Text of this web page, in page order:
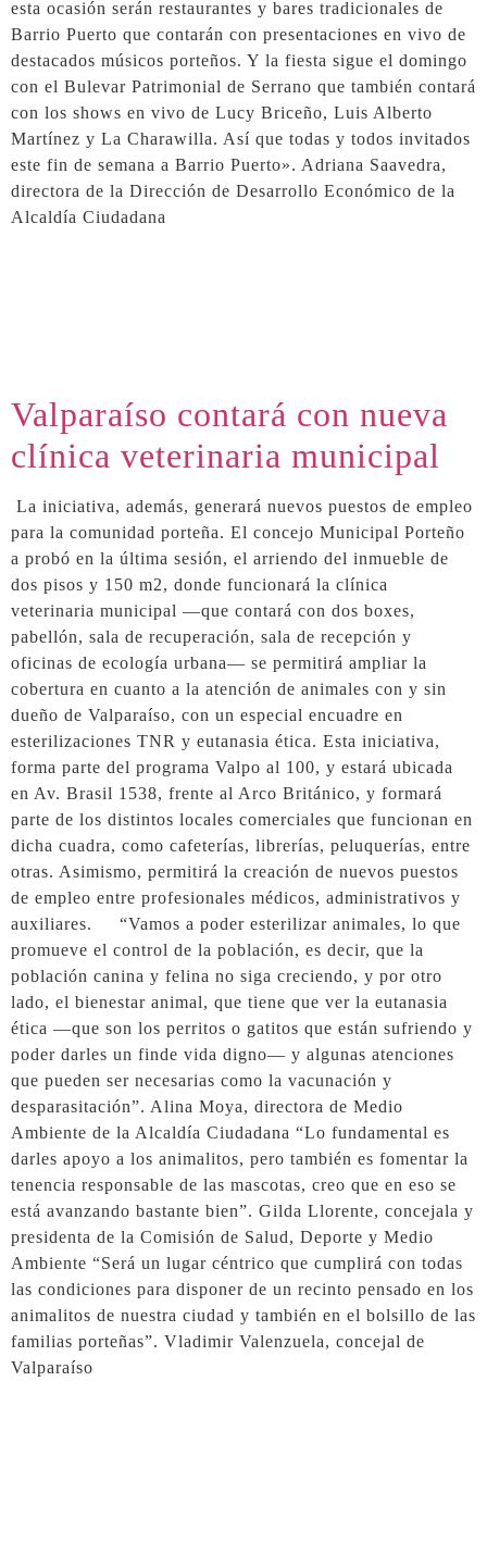
esta ocasión serán restaurantes y bares tradicionales de
Barrio Puerto que contarán con presentaciones en vivo de
destacados músicos porteños. Y la fiesta sigue el domingo
con el Bulevar Patrimonial de Serrano que también contará
con los shows en vivo de Lucy Briceño, Luis Alberto
Martínez y La Charawilla. Así que todas y todos invitados
este fin de semana a Barrio Puerto». Adriana Saavedra,
directora de la Dirección de Desarrollo Económico de la
Alcaldía Ciudadana
Valparaíso contará con nueva
clínica veterinaria municipal
La iniciativa, además, generará nuevos puestos de empleo
para la comunidad porteña. El concejo Municipal Porteño
a probó en la última sesión, el arriendo del inmueble de
dos pisos y 150 m2, donde funcionará la clínica
veterinaria municipal —que contará con dos boxes,
pabellón, sala de recuperación, sala de recepción y
oficinas de ecología urbana— se permitirá ampliar la
cobertura en cuanto a la atención de animales con y sin
dueño de Valparaíso, con un especial encuadre en
esterilizaciones TNR y eutanasia ética. Esta iniciativa,
forma parte del programa Valpo al 100, y estará ubicada
en Av. Brasil 1538, frente al Arco Británico, y formará
parte de los distintos locales comerciales que funcionan en
dicha cuadra, como cafeterías, librerías, peluquerías, entre
otras. Asimismo, permitirá la creación de nuevos puestos
de empleo entre profesionales médicos, administrativos y
auxiliares. “Vamos a poder esterilizar animales, lo que
promueve el control de la población, es decir, que la
población canina y felina no siga creciendo, y por otro
lado, el bienestar animal, que tiene que ver la eutanasia
ética —que son los perritos o gatitos que están sufriendo y
poder darles un finde vida digno— y algunas atenciones
que pueden ser necesarias como la vacunación y
desparasitación”. Alina Moya, directora de Medio
Ambiente de la Alcaldía Ciudadana “Lo fundamental es
darles apoyo a los animalitos, pero también es fomentar la
tenencia responsable de las mascotas, creo que en eso se
está avanzando bastante bien”. Gilda Llorente, concejala y
presidenta de la Comisión de Salud, Deporte y Medio
Ambiente “Será un lugar céntrico que cumplirá con todas
las condiciones para disponer de un recinto pensado en los
animalitos de nuestra ciudad y también en el bolsillo de las
familias porteñas”. Vladimir Valenzuela, concejal de
Valparaíso